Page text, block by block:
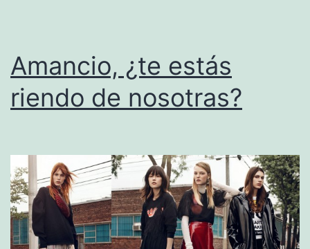
Amancio, ¿te estás
riendo de nosotras?